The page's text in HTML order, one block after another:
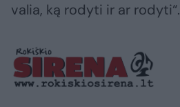
valia, ką rodyti ir ar rodyti“.